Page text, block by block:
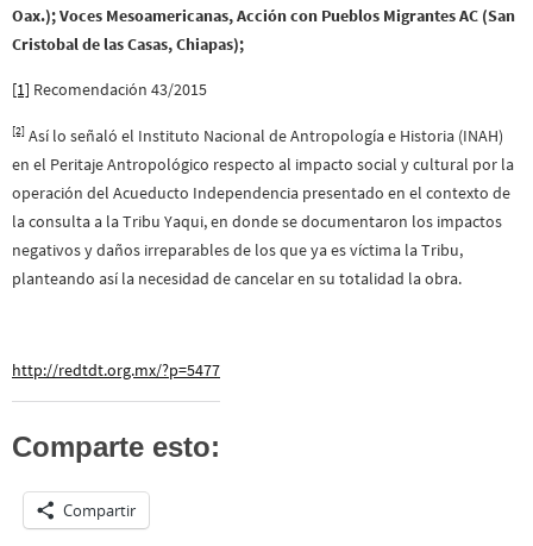
Oax.); Voces Mesoamericanas, Acción con Pueblos Migrantes AC (San
Cristobal de las Casas, Chiapas);
[1] Recomendación 43/2015
[2] Así lo señaló el Instituto Nacional de Antropología e Historia (INAH)
en el Peritaje Antropológico respecto al impacto social y cultural por la
operación del Acueducto Independencia presentado en el contexto de
la consulta a la Tribu Yaqui, en donde se documentaron los impactos
negativos y daños irreparables de los que ya es víctima la Tribu,
planteando así la necesidad de cancelar en su totalidad la obra.
http://redtdt.org.mx/?p=5477
Comparte esto:
Compartir